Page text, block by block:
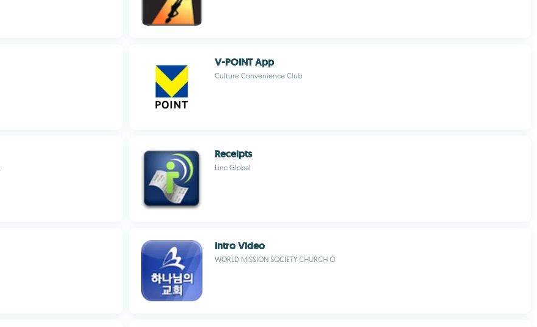
V-POINT App
Culture Convenience Club
Receipts
Linc Global
Intro Video
WORLD MISSION SOCIETY CHURCH O